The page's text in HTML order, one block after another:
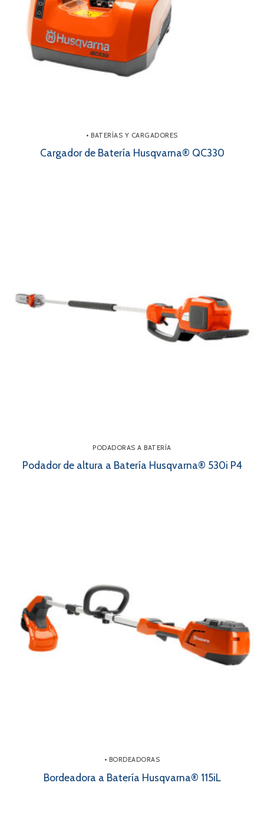
• BATERÍAS Y CARGADORES
Cargador de Batería Husqvarna® QC330
PODADORAS A BATERÍA
Podador de altura a Batería Husqvarna® 530i P4
• BORDEADORAS
Bordeadora a Batería Husqvarna® 115iL